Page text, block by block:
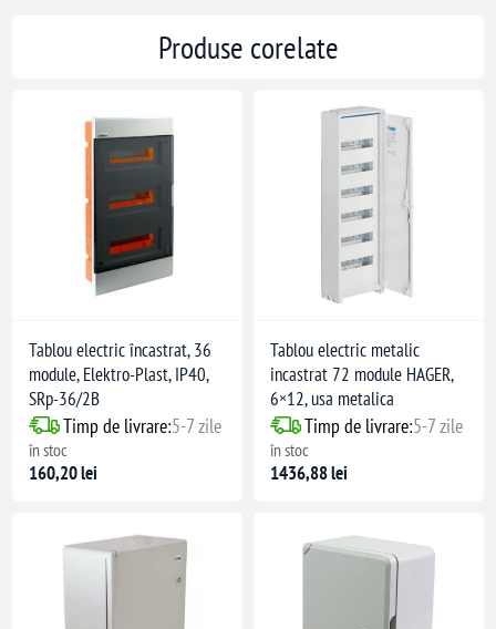
Produse corelate
Tablou electric încastrat, 36
module, Elektro-Plast, IP40,
SRp-36/2B
Timp de livrare:5-7 zile
în stoc
160,20 lei
Tablou electric metalic
incastrat 72 module HAGER,
6×12, usa metalica
Timp de livrare:5-7 zile
în stoc
1436,88 lei